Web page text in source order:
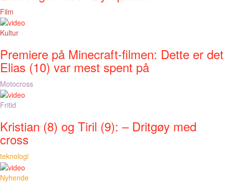
Film
Kultur
Premiere på Minecraft-filmen: Dette er det
Elias (10) var mest spent på
Motocross
Fritid
Kristian (8) og Tiril (9): – Dritgøy med
cross
teknologi
Nyhende